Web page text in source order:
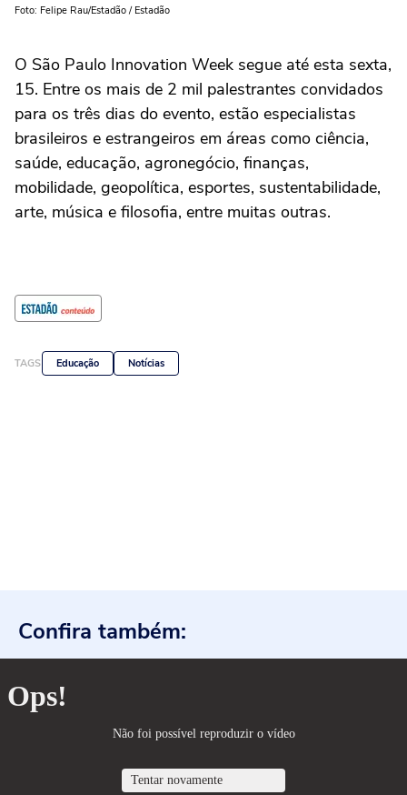
Foto: Felipe Rau/Estadão / Estadão
O São Paulo Innovation Week segue até esta sexta,
15. Entre os mais de 2 mil palestrantes convidados
para os três dias do evento, estão especialistas
brasileiros e estrangeiros em áreas como ciência,
saúde, educação, agronegócio, finanças,
mobilidade, geopolítica, esportes, sustentabilidade,
arte, música e filosofia, entre muitas outras.
TAGS Educação Notícias
Confira também: